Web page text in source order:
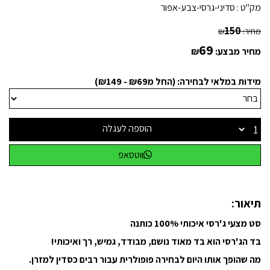
מק"ט : סדיני-גרסי-צבע-אפור
מחיר: ₪150
מחיר מבצע: ₪69
מידות במלאי לבחירה: (החל מ₪69 - ₪149)
הוספה לעגלה
ווטסאפ
תיאור:
סט מצעי ג'רסי איכותי 100% כותנה
בד הג'רסי הוא בד מאוד נושם, מבודד, גמיש, רך ואיכותי!
מה שהופך אותו היום לבחירה פופולרית עבור רבים כסדין למזרן.